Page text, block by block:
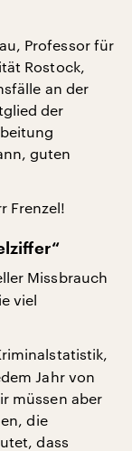
Professor für
Rostock,
an der
der
guten
Frenzel!
Missbrauch
viel
Jahr von
müssen aber
die
dass